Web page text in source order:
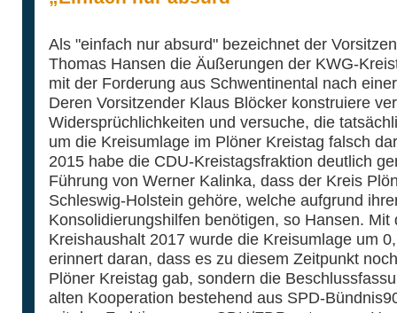
Als "einfach nur absurd" bezeichnet der
Thomas Hansen die Äußerungen der KWG-
mit der Forderung aus Schwentinental nach
Deren Vorsitzender Klaus Blöcker konstruiere
Widersprüchlichkeiten und versuche, die
um die Kreisumlage im Plöner Kreistag falsch
2015 habe die CDU-Kreistagsfraktion deutlich
Führung von Werner Kalinka, dass der Kreis
Schleswig-Holstein gehöre, welche aufgrund
Konsolidierungshilfen benötigen, so Hansen.
Kreishaushalt 2017 wurde die Kreisumlage um
erinnert daran, dass es zu diesem Zeitpunkt
Plöner Kreistag gab, sondern die
alten Kooperation bestehend aus SPD-